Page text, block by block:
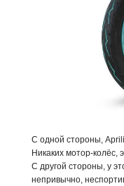
С одной стороны,
Никаких мотор-колёс,
С другой стороны, у
непривычно,